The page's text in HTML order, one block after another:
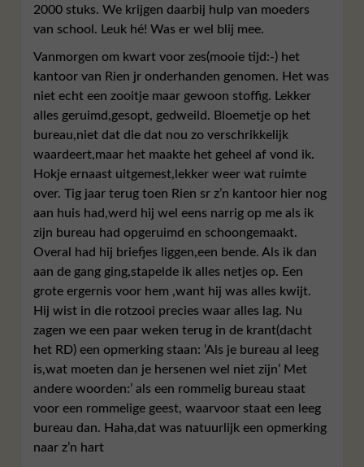
2000 stuks. We krijgen daarbij hulp van moeders
van school. Leuk hé! Was er wel blij mee.
Vanmorgen om kwart voor zes(mooie tijd:-) het
kantoor van Rien jr onderhanden genomen. Het was
niet echt een zooitje maar gewoon stoffig. Lekker
alles geruimd,gesopt, gedweild. Bloemetje op het
bureau,niet dat die dat nou zo verschrikkelijk
waardeert,maar het maakte het geheel af vond ik.
Hokje ernaast uitgemest,lekker weer wat ruimte
over. Tig jaar terug toen Rien sr z’n kantoor hier nog
aan huis had,werd hij wel eens narrig op me als ik
zijn bureau had opgeruimd en schoongemaakt.
Overal had hij briefjes liggen,een bende. Als ik dan
aan de gang ging,stapelde ik alles netjes op. Een
grote ergernis voor hem ,want hij was alles kwijt.
Hij wist in die rotzooi precies waar alles lag. Nu
zagen we een paar weken terug in de krant(dacht
het RD) een opmerking staan: ‘Als je bureau al leeg
is,wat moeten dan je hersenen wel niet zijn’ Met
andere woorden:’ als een rommelig bureau staat
voor een rommelige geest, waarvoor staat een leeg
bureau dan. Haha,dat was natuurlijk een opmerking
naar z’n hart